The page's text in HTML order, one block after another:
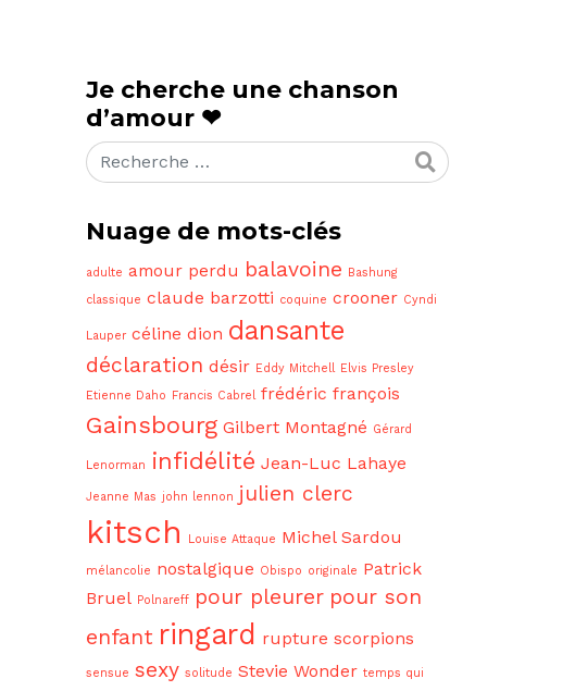
Je cherche une chanson
d’amour ❤
Rechercher
Nuage de mots-clés
adulte amour perdu balavoine Bashung
classique claude barzotti coquine crooner Cyndi
Lauper céline dion dansante
déclaration désir Eddy Mitchell Elvis Presley
Etienne Daho Francis Cabrel frédéric françois
Gainsbourg Gilbert Montagné Gérard
Lenorman infidélité Jean-Luc Lahaye
Jeanne Mas john lennon julien clerc
kitsch Louise Attaque Michel Sardou
mélancolie nostalgique Obispo originale Patrick
Bruel Polnareff pour pleurer pour son
enfant ringard rupture scorpions
sensue sexy solitude Stevie Wonder temps qui